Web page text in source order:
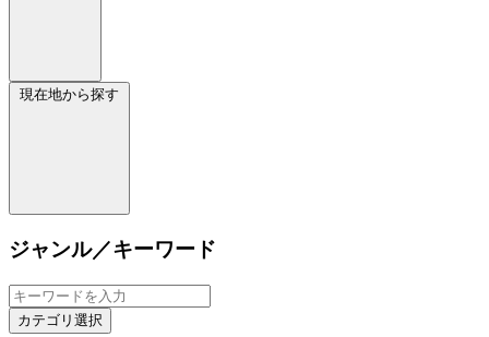
現在地から探す
ジャンル／キーワード
カテゴリ選択